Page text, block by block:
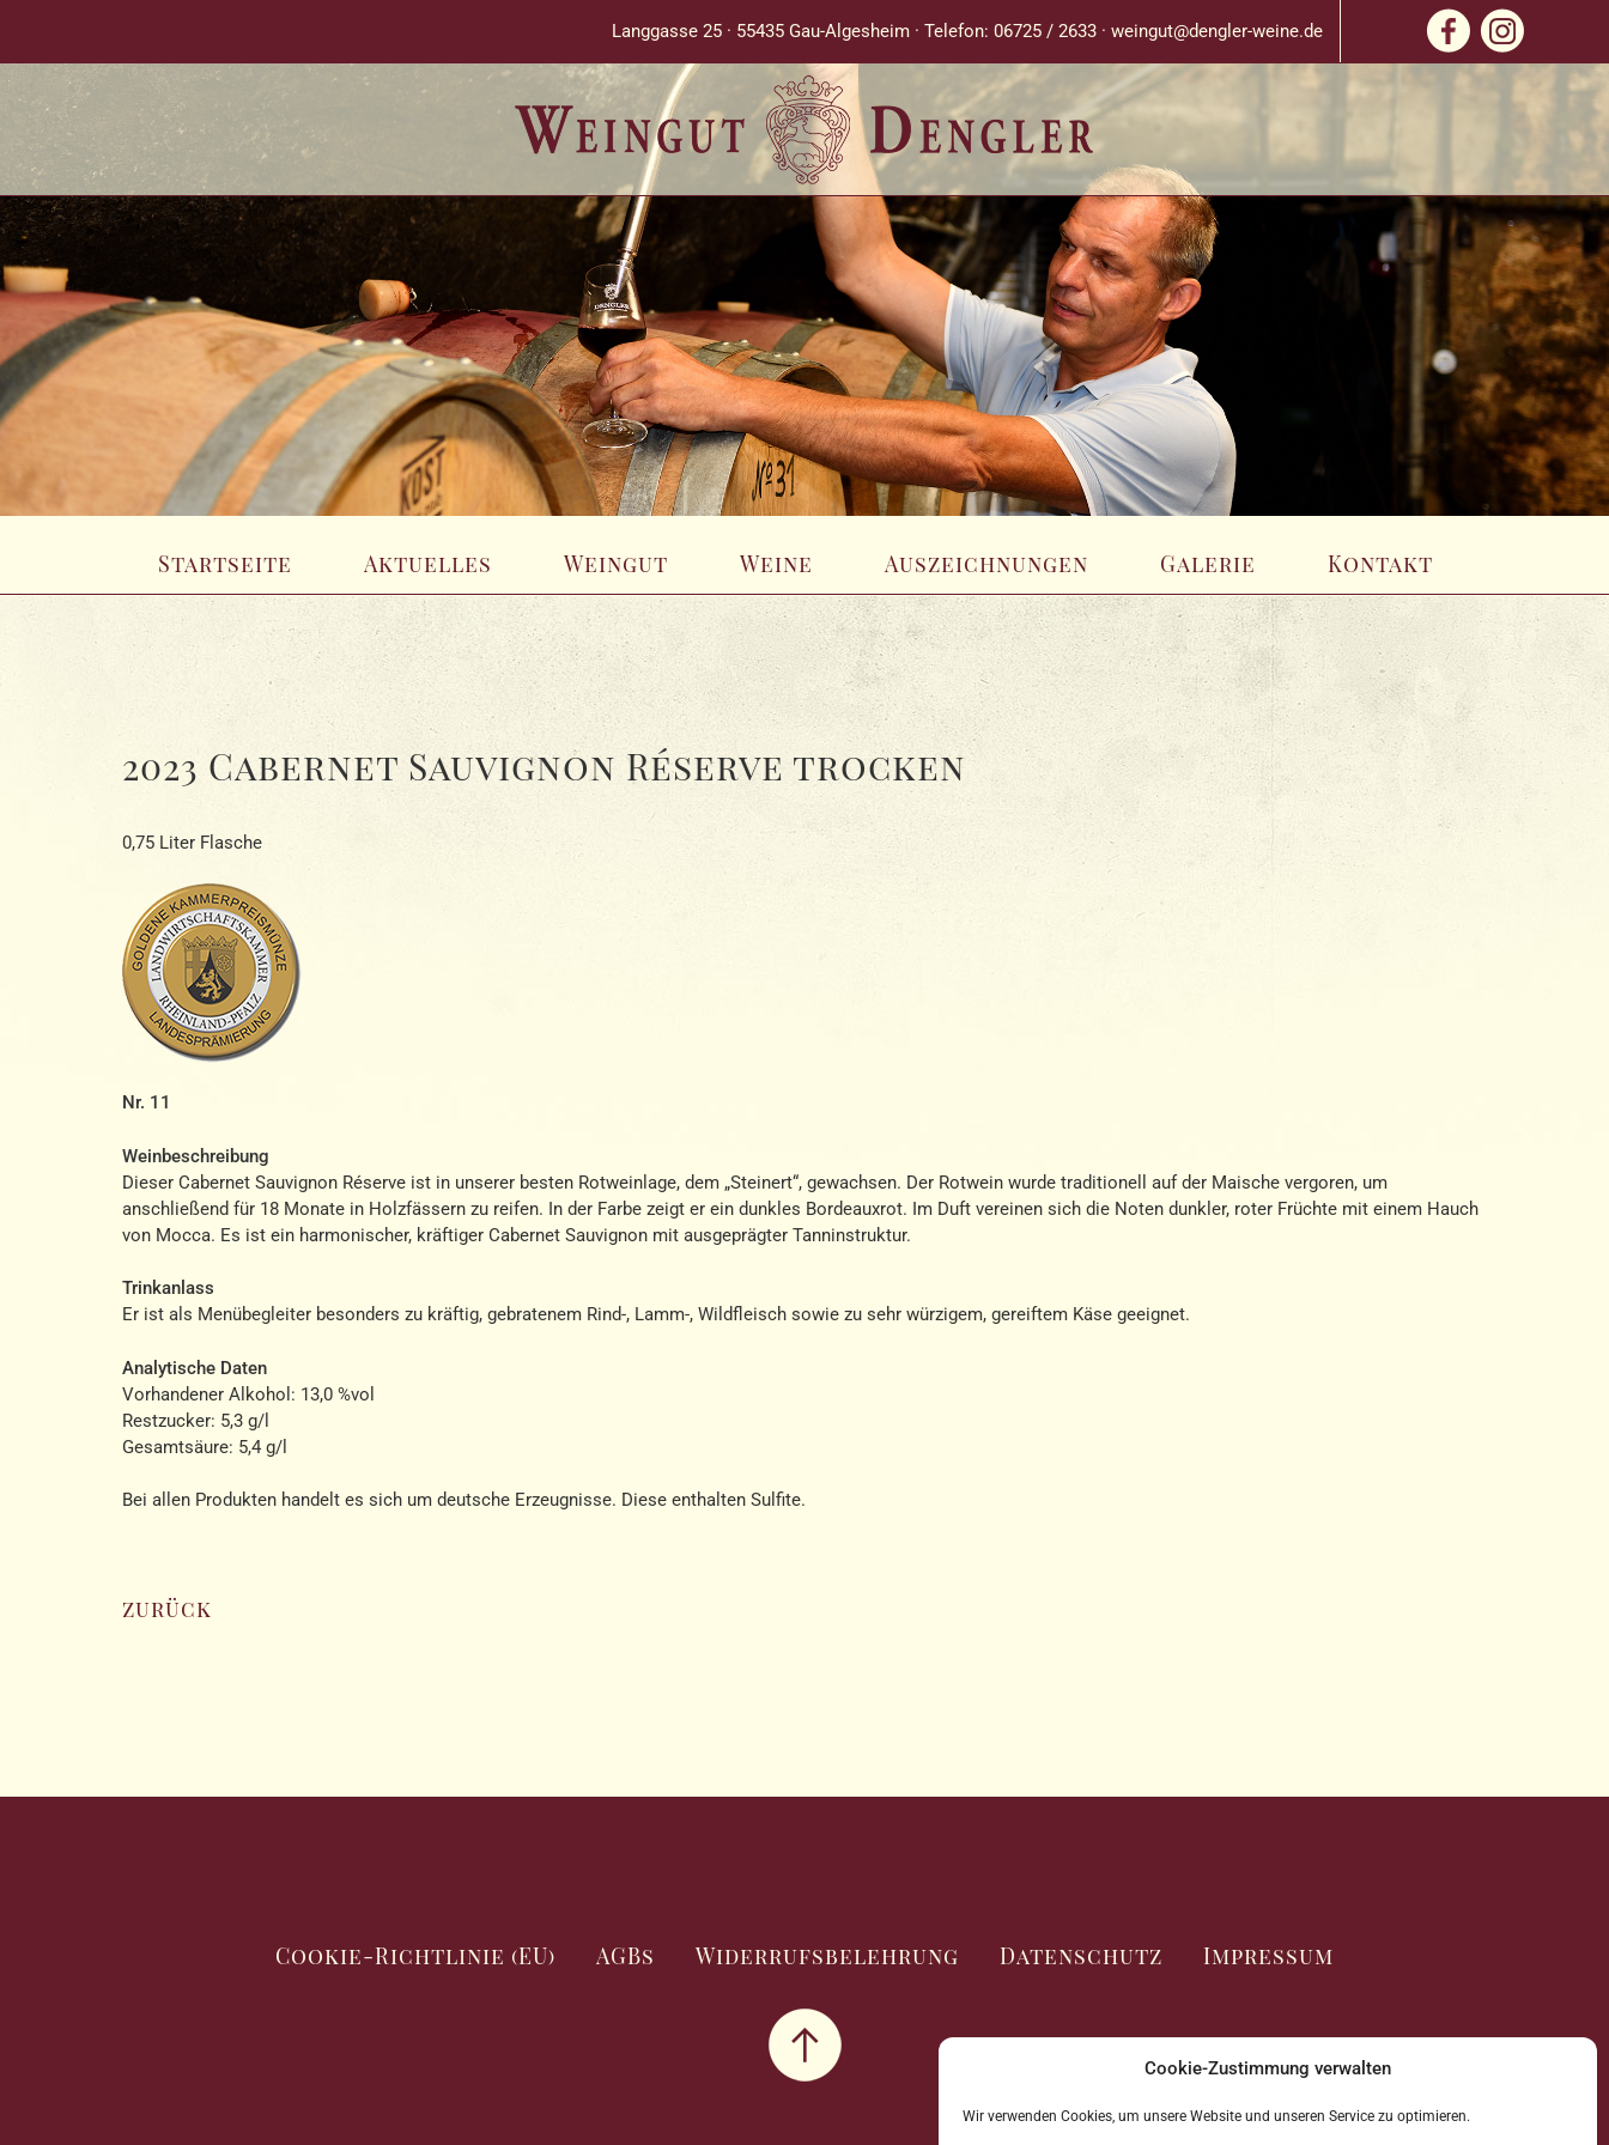
Cookie-Zustimmung verwalten
Wir verwenden Cookies, um unsere Website und unseren Service zu optimieren.
Langgasse 25 · 55435 Gau-Algesheim · Telefon: 06725 / 2633 · weingut@dengler-weine.de
Startseite Aktuelles Weingut Weine Auszeichnungen Galerie Kontakt
2023 Cabernet Sauvignon Réserve trocken
0,75 Liter Flasche
Nr. 11
Weinbeschreibung
Dieser Cabernet Sauvignon Réserve ist in unserer besten Rotweinlage, dem „Steinert“, gewachsen. Der Rotwein wurde traditionell auf der Maische vergoren, um
anschließend für 18 Monate in Holzfässern zu reifen. In der Farbe zeigt er ein dunkles Bordeauxrot. Im Duft vereinen sich die Noten dunkler, roter Früchte mit einem Hauch
von Mocca. Es ist ein harmonischer, kräftiger Cabernet Sauvignon mit ausgeprägter Tanninstruktur.
Trinkanlass
Er ist als Menübegleiter besonders zu kräftig, gebratenem Rind-, Lamm-, Wildfleisch sowie zu sehr würzigem, gereiftem Käse geeignet.
Analytische Daten
Vorhandener Alkohol: 13,0 %vol
Restzucker: 5,3 g/l
Gesamtsäure: 5,4 g/l
Bei allen Produkten handelt es sich um deutsche Erzeugnisse. Diese enthalten Sulfite.
zurück
Cookie-Richtlinie (EU) AGBs Widerrufsbelehrung Datenschutz Impressum